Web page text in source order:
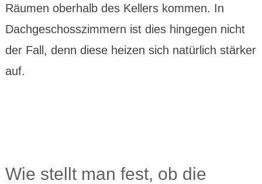
Räumen ober­halb des Kellers kommen. In
Dachge­schoss­zimmern ist dies hingegen nicht
der Fall, denn diese heizen sich natür­lich stärker
auf.
Wie stellt man fest, ob die